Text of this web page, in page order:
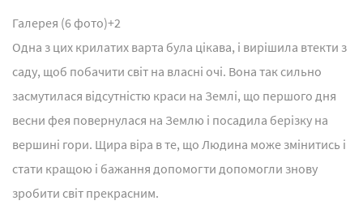
Галерея (6 фото)+2
Одна з цих крилатих варта була цікава, і вирішила втекти з
саду, щоб побачити світ на власні очі. Вона так сильно
засмутилася відсутністю краси на Землі, що першого дня
весни фея повернулася на Землю і посадила берізку на
вершині гори. Щира віра в те, що Людина може змінитись і
стати кращою і бажання допомогти допомогли знову
зробити світ прекрасним.